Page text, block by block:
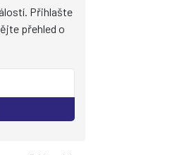
Přihlašte
přehled o